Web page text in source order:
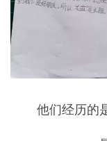
他们经历的